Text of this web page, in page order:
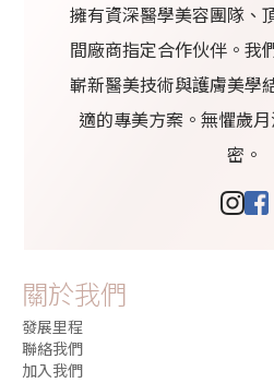
擁有資深醫學美容團隊、
間廠商指定合作伙伴。我
嶄新醫美技術與護膚美學
適的專美方案。無懼歲
密。
關於我們
發展里程
聯絡我們
加入我們